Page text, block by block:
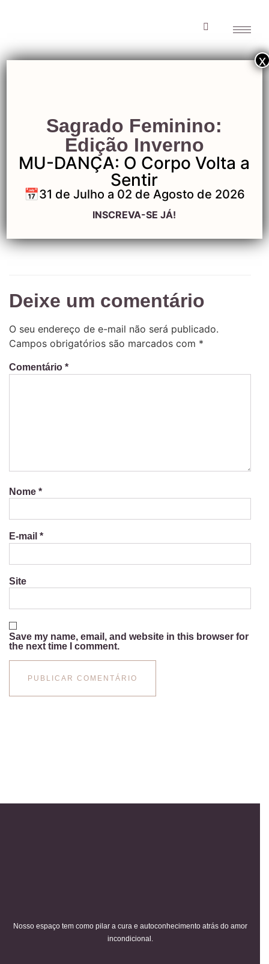
Sagrado Equilibrio
2
Sagrado Equilibrio 2
Deixe um comentário
O seu endereço de e-mail não será publicado.
Campos obrigatórios são marcados com *
Comentário *
Nome *
E-mail *
Site
Save my name, email, and website in this browser for
the next time I comment.
Nosso espaço tem como pilar a cura e autoconhecimento atrás do amor
incondicional.
Sagrado Feminino:
Edição Inverno
MU-DANÇA: O Corpo Volta a
Sentir
📅31 de Julho a 02 de Agosto de 2026
INSCREVA-SE JÁ!
x